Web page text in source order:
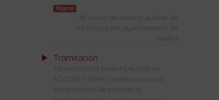
Página
curso de tecnico auxiliar de
biblioteca del ayuntamiento de
madrid
Tramitación
TRAMITACIÓN PARA REALIZAR LA
ACCIÓN FORMATIVANosotros nos
encargamos de tramitar la